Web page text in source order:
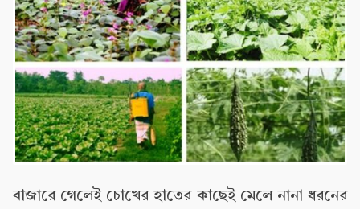
বাজারে গেলেই চোখের হাতের কাছেই মেলে নানা ধরনের